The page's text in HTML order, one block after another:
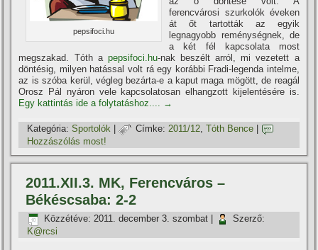
pepsifoci.hu
ferencvárosi szurkolók éveken
át őt tartották az egyik
legnagyobb reménységnek, de
a két fél kapcsolata most
megszakad. Tóth a pepsifoci.hu-nak beszélt arról, mi vezetett a
döntésig, milyen hatással volt rá egy korábbi Fradi-legenda intelme,
az is szóba kerül, végleg bezárta-e a kaput maga mögött, de reagál
Orosz Pál nyáron vele kapcsolatosan elhangzott kijelentésére is.
Egy kattintás ide a folytatáshoz.... →
Kategória: Sportolók | Címke: 2011/12,Tóth Bence
Hozzászólás most!
2011.XII.3. MK, Ferencváros –
Békéscsaba: 2-2
Közzétéve: 2011. december 3. szombat
Szerző:
K@rcsi